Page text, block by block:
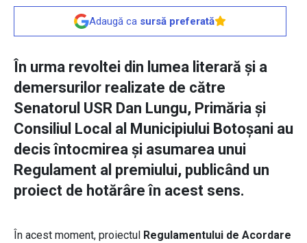
Adaugă ca sursă preferată
În urma revoltei din lumea literară și a
demersurilor realizate de către
Senatorul USR Dan Lungu, Primăria și
Consiliul Local al Municipiului Botoșani au
decis întocmirea și asumarea unui
Regulament al premiului, publicând un
proiect de hotărâre în acest sens.
În acest moment, proiectul Regulamentului de Acordare